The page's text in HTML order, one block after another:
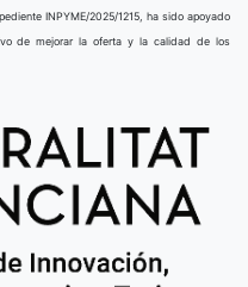
INPYME/2025/1215, ha sido apoyado
de mejorar la oferta y la calidad de los